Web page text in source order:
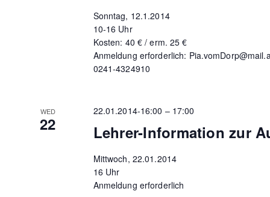
Sonntag, 12.1.2014
10-16 Uhr
Kosten: 40 € / erm. 25 €
Anmeldung erforderlich:
0241-4324910
WED
22 Lehrer-Information zur
22.01.2014-16:00 – 17:00
Mittwoch, 22.01.2014
16 Uhr
Anmeldung erforderlich